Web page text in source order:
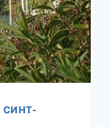
СИНТ-